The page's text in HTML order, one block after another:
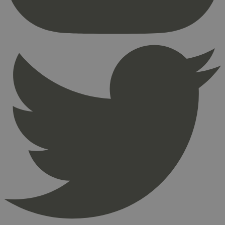
Navn
Domene
Hotjar Ltd
minutter
54
sekunder
minutter
sekunder
pageviewCount
.svanemerket.no
nelapi-product-archive-filters
svanemerket.no
nelapi-last-visited-category